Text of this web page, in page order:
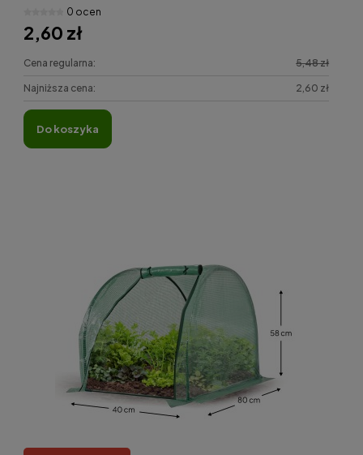
0 ocen
2,60 zł
Cena regularna: 5,48 zł
Najniższa cena: 2,60 zł
do koszyka